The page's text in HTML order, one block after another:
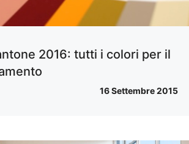
2016: tutti i colori per il
16 Settembre 2015